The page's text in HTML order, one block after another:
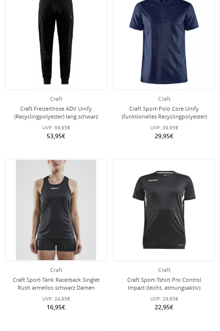
Craft
Craft Freizeithose ADV Unify
(Recyclingpolyester) lang schwarz
Herren
UVP: 69,95€
53,95€
Craft
Craft Sport-Polo Core Unify
(funktionelles Recyclingpolyester)
melangeblau Herren
UVP: 39,95€
29,95€
Craft
Craft Sport-Tank Racerback Singlet
Rush ärmellos schwarz Damen
UVP: 24,95€
16,95€
Craft
Craft Sport-Tshirt Pro Control
Impact (leicht, atmungsaktiv)
schwarz Herren
UVP: 29,95€
22,95€